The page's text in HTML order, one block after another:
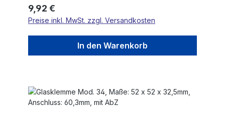
Regulärer Preis:
9,92 €
Preise inkl. MwSt. zzgl. Versandkosten
In den Warenkorb